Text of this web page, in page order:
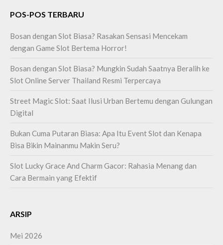
POS-POS TERBARU
Bosan dengan Slot Biasa? Rasakan Sensasi Mencekam
dengan Game Slot Bertema Horror!
Bosan dengan Slot Biasa? Mungkin Sudah Saatnya Beralih ke
Slot Online Server Thailand Resmi Terpercaya
Street Magic Slot: Saat Ilusi Urban Bertemu dengan Gulungan
Digital
Bukan Cuma Putaran Biasa: Apa Itu Event Slot dan Kenapa
Bisa Bikin Mainanmu Makin Seru?
Slot Lucky Grace And Charm Gacor: Rahasia Menang dan
Cara Bermain yang Efektif
ARSIP
Mei 2026